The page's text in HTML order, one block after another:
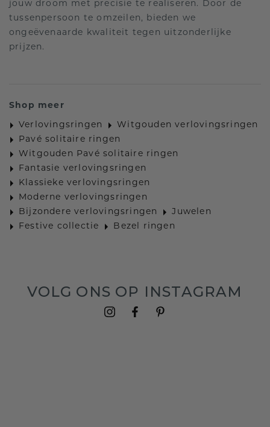
jouw droom met precisie te realiseren. Door de
tussenpersoon te omzeilen, bieden we
ongeëvenaarde kwaliteit tegen uitzonderlijke
prijzen.
Shop meer
Verlovingsringen
Witgouden verlovingsringen
Pavé solitaire ringen
Witgouden Pavé solitaire ringen
Fantasie verlovingsringen
Klassieke verlovingsringen
Moderne verlovingsringen
Bijzondere verlovingsringen
Juwelen
Festive collectie
Bezel ringen
VOLG ONS OP INSTAGRAM